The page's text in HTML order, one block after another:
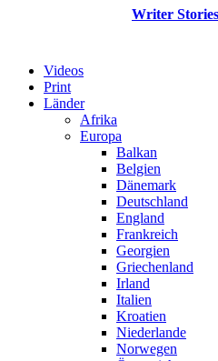
Writer
Videos
Print
Länder
Afrika
Europa
Balkan
Belgien
Dänemark
Deutschland
England
Frankreich
Georgien
Griechenland
Irland
Italien
Kroatien
Niederlande
Norwegen